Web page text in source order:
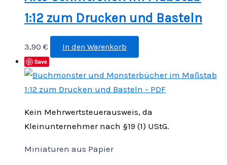
1:12 zum Drucken und Basteln
3,90 € In den Warenkorb
Save
Kein Mehrwertsteuerausweis, da
Kleinunternehmer nach §19 (1) UStG.
Miniaturen aus Papier